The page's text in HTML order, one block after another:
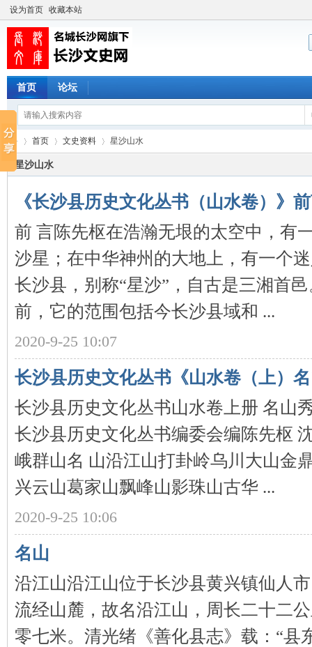
设为首页 收藏本站
首页 论坛
首页
›
文史资料
›
星沙山水
星沙山水
《长沙县历史文化丛书（山水卷）》
前 言陈先枢在浩瀚无垠的太空中，
沙星；在中华神州的大地上，有一个
长沙县，别称“星沙”，自古是三湘首
前，它的范围包括今长沙县域和 ...
2020-9-25 10:07
长沙县历史文化丛书《山水卷（上）
长沙县历史文化丛书山水卷上册 名山
长沙县历史文化丛书编委会编陈先枢
峨群山名 山沿江山打卦岭乌川大山金
兴云山葛家山飘峰山影珠山古华 ...
2020-9-25 10:06
名山
沿江山沿江山位于长沙县黄兴镇仙人
流经山麓，故名沿江山，周长二十二
零七米。清光绪《善化县志》载：“县